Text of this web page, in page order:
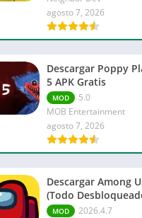
agosto 7, 2026
Descargar Poppy
5 APK Gratis
MOD
5.0
MOB Entertainment
agosto 7, 2026
Descargar Among
(Todo
MOD
2026.4.7